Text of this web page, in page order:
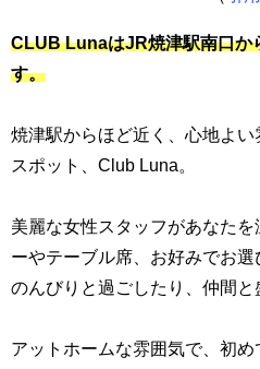
CLUB LunaはJR焼津駅南口か
す。
焼津駅からほど近く、心地よ
スポット、Club Luna。
美麗な女性スタッフがあなた
ーやテーブル席、お好みでお
のんびりと過ごしたり、仲間と
アットホームな雰囲気で、初